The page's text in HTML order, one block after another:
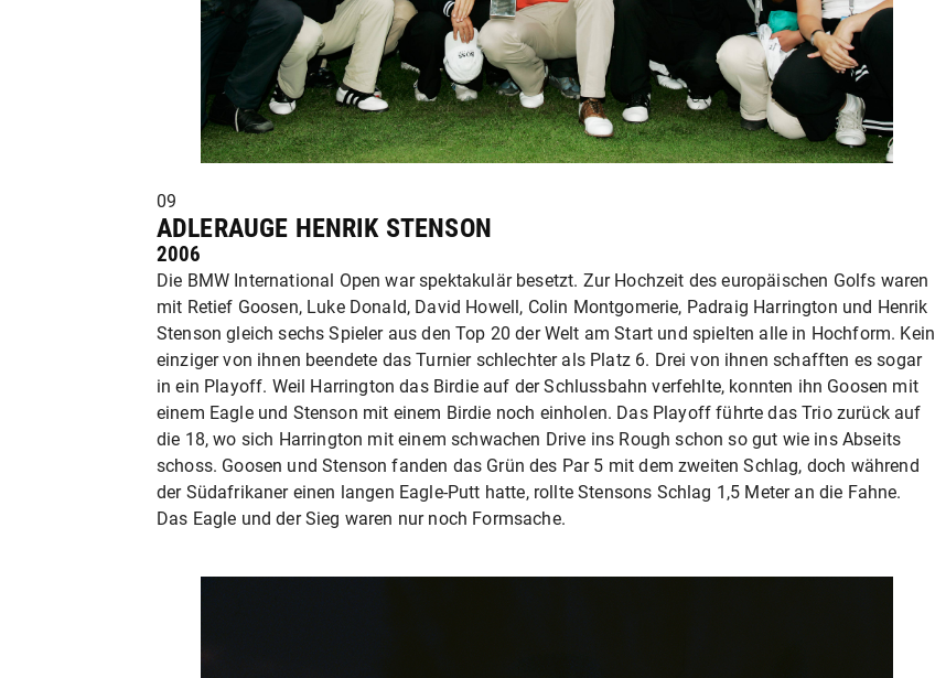
09
ADLERAUGE HENRIK STENSON
2006
Die BMW International Open war spektakulär besetzt. Zur Hochzeit des europäischen Golfs waren
mit Retief Goosen, Luke Donald, David Howell, Colin Montgomerie, Padraig Harrington und Henrik
Stenson gleich sechs Spieler aus den Top 20 der Welt am Start und spielten alle in Hochform. Kein
einziger von ihnen beendete das Turnier schlechter als Platz 6. Drei von ihnen schafften es sogar
in ein Playoff. Weil Harrington das Birdie auf der Schlussbahn verfehlte, konnten ihn Goosen mit
einem Eagle und Stenson mit einem Birdie noch einholen. Das Playoff führte das Trio zurück auf
die 18, wo sich Harrington mit einem schwachen Drive ins Rough schon so gut wie ins Abseits
schoss. Goosen und Stenson fanden das Grün des Par 5 mit dem zweiten Schlag, doch während
der Südafrikaner einen langen Eagle-Putt hatte, rollte Stensons Schlag 1,5 Meter an die Fahne.
Das Eagle und der Sieg waren nur noch Formsache.